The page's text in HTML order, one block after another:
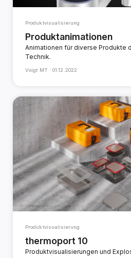
Produktvisualisierung
Produktanimationen
Animationen für diverse Produkte
Technik.
Voigt MT ·01.12.2022
Produktvisualisierung
thermoport 10
Produktvisualisierungen und